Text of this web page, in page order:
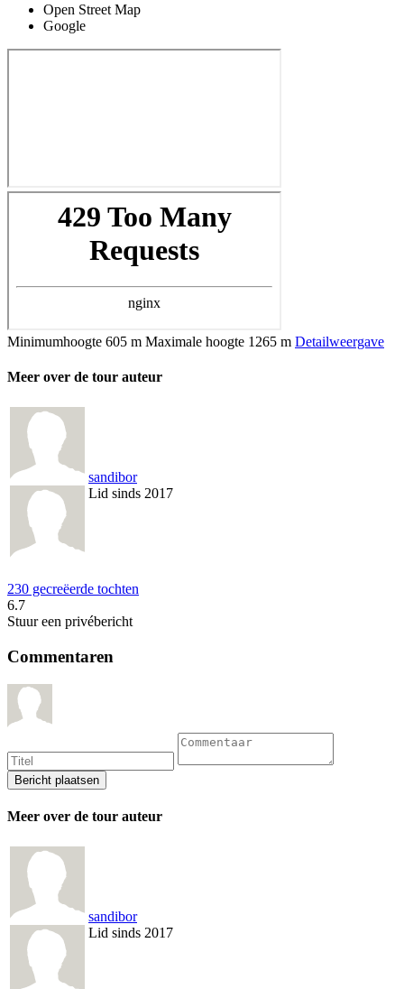
Open Street Map
Google
Minimumhoogte 605 m Maximale hoogte 1265 m Detailweergave
Meer over de tour auteur
sandibor
Lid sinds 2017
230 gecreëerde tochten
6.7
Stuur een privébericht
Commentaren
Meer over de tour auteur
sandibor
Lid sinds 2017